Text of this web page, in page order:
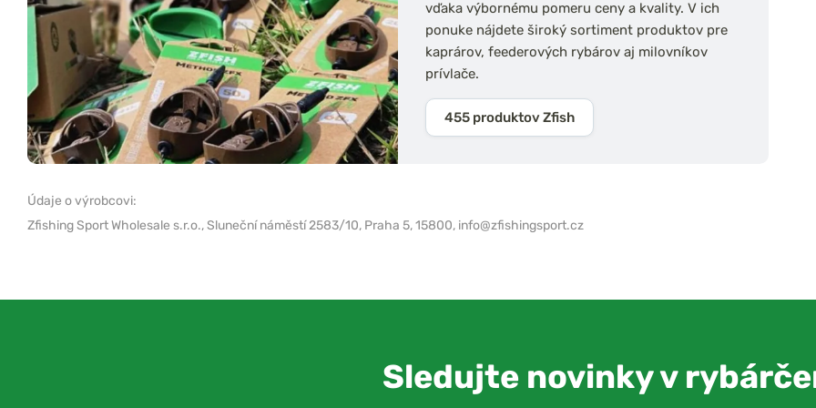
vďaka výbornému pomeru ceny a kvality. V ich
ponuke nájdete široký sortiment produktov pre
kaprárov, feederových rybárov aj milovníkov
prívlače.
455 produktov Zfish
Údaje o výrobcovi:
Zfishing Sport Wholesale s.r.o.,Sluneční náměstí 2583/10, Praha 5, 15800, info@zfishingsport.cz
Sledujte novinky v